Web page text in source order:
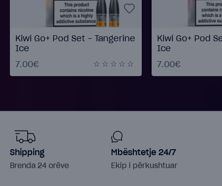
Kiwi Go+ Pod Set - Tangerine
Ice
7.00€
Kiwi Go+ Pod
Ice
7.00€
Shipping
Brenda 24 orëve
Mbështetje 24/7
Ekip i përkushtuar